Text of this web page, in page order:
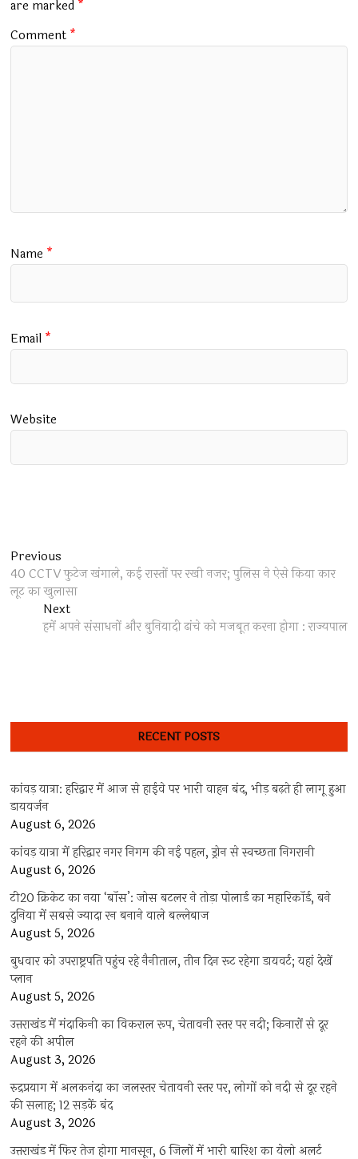
k p
are marked *
Comment *
Name *
Email *
Website
Post
navigation
Previous
post:
40 CCTV फुटेज खंगाले, कई रास्तों पर रखी नजर; पुलिस ने ऐसे किया कार
लूट का खुलासा
NextNext
post:
हमें अपने संसाधनों और बुनियादी ढांचे को मजबूत करना होगा : राज्यपाल
RECENT POSTS
कांवड़ यात्रा: हरिद्वार में आज से हाईवे पर भारी वाहन बंद, भीड़ बढ़ते ही लागू हुआ
डायवर्जन
August 6, 2026
कांवड़ यात्रा में हरिद्वार नगर निगम की नई पहल, ड्रोन से स्वच्छता निगरानी
August 6, 2026
टी20 क्रिकेट का नया ‘बॉस’: जोस बटलर ने तोड़ा पोलार्ड का महारिकॉर्ड, बने
दुनिया में सबसे ज्यादा रन बनाने वाले बल्लेबाज
August 5, 2026
बुधवार को उपराष्ट्रपति पहुंच रहे नैनीताल, तीन दिन रूट रहेगा डायवर्ट; यहां देखें
प्‍लान
August 5, 2026
उत्तराखंड में मंदाकिनी का विकराल रूप, चेतावनी स्तर पर नदी; किनारों से दूर
रहने की अपील
August 3, 2026
रुद्रप्रयाग में अलकनंदा का जलस्तर चेतावनी स्तर पर, लोगों को नदी से दूर रहने
की सलाह; 12 सड़कें बंद
August 3, 2026
उत्तराखंड में फिर तेज होगा मानसून, 6 जिलों में भारी बारिश का येलो अलर्ट